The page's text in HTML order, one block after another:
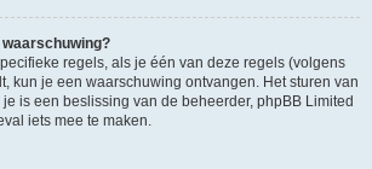
regels, als je één van deze regels (volgens
kun je een waarschuwing ontvangen. Het sturen van
is een beslissing van de beheerder, phpBB Limited
iets mee te maken.